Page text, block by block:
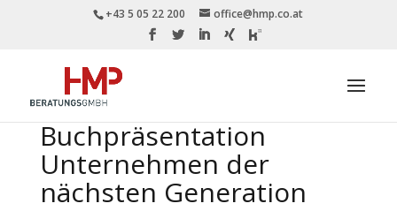
+43 5 05 22 200 office@hmp.co.at
Buchpräsentation
Unternehmen der
nächsten Generation